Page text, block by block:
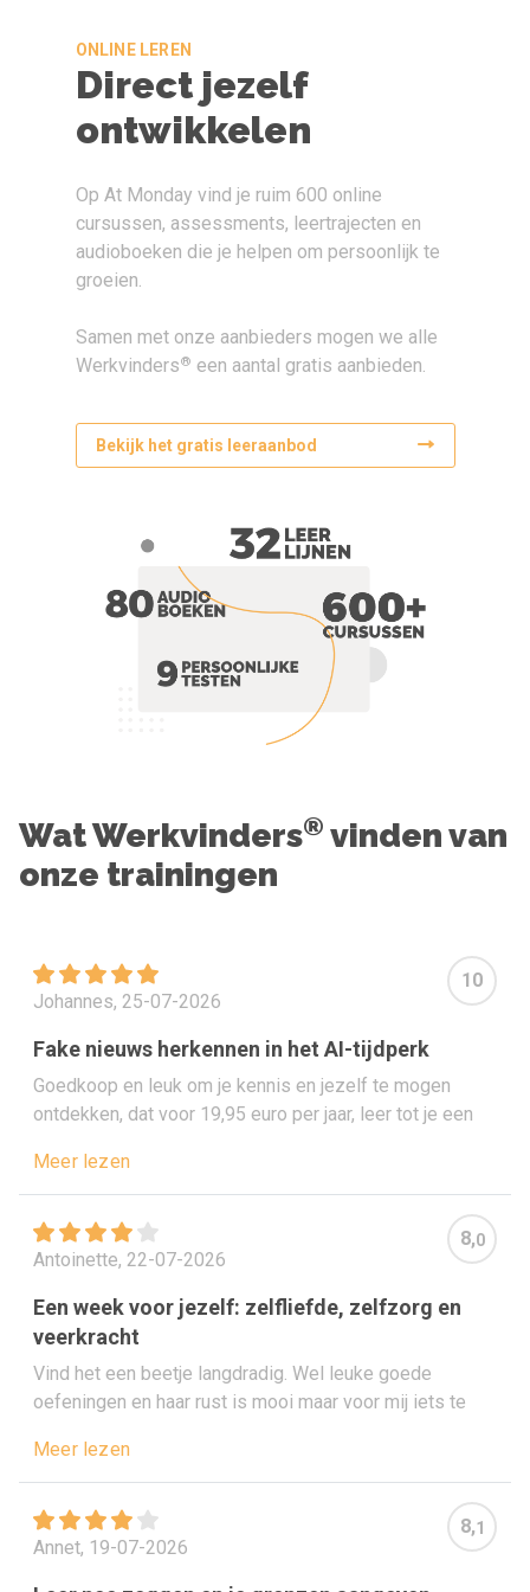
ONLINE LEREN
Direct jezelf
ontwikkelen
Op At Monday vind je ruim 600 online
cursussen, assessments, leertrajecten en
audioboeken die je helpen om persoonlijk te
groeien.
Samen met onze aanbieders mogen we alle
Werkvinders® een aantal gratis aanbieden.
Bekijk het gratis leeraanbod
Wat Werkvinders® vinden van
onze trainingen
Johannes, 25-07-2026
Fake nieuws herkennen in het AI-tijdperk
Goedkoop en leuk om je kennis en jezelf te mogen
ontdekken, dat voor 19,95 euro per jaar, leer tot je een
Meer lezen
10
Antoinette, 22-07-2026
Een week voor jezelf: zelfliefde, zelfzorg en
veerkracht
Vind het een beetje langdradig. Wel leuke goede
oefeningen en haar rust is mooi maar voor mij iets te
Meer lezen
8,0
Annet, 19-07-2026
8,1